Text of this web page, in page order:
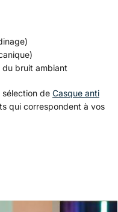
du bruit ambiant
sélection de Casque anti
qui correspondent à vos